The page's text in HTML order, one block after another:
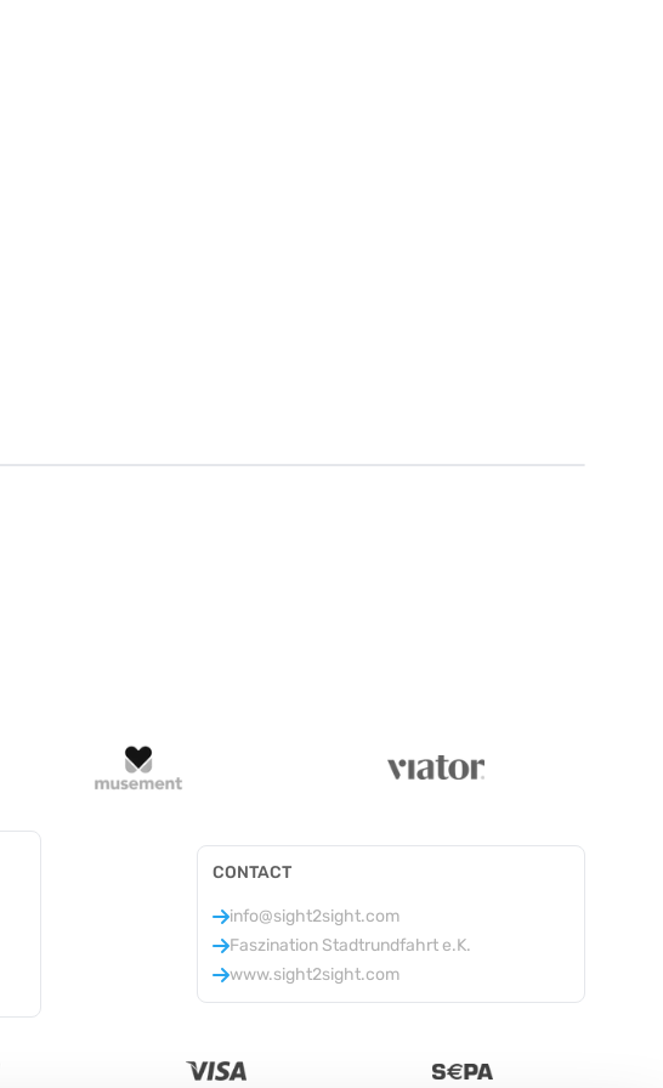
CONTACT
info@sight2sight.com
Faszination Stadtrundfahrt e.K.
www.sight2sight.com